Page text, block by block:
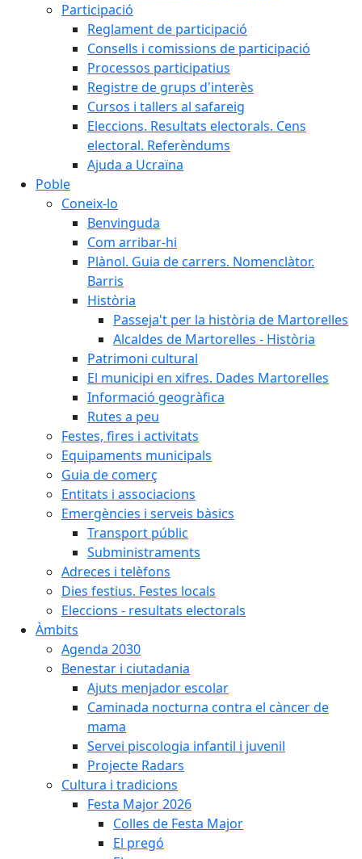
Participació
Reglament de participació
Consells i comissions de participació
Processos participatius
Registre de grups d'interès
Cursos i tallers al safareig
Eleccions. Resultats electorals. Cens
electoral. Referèndums
Ajuda a Ucraïna
Poble
Coneix-lo
Benvinguda
Com arribar-hi
Plànol. Guia de carrers. Nomenclàtor.
Barris
Història
Passeja't per la història de Martorelles
Alcaldes de Martorelles - Història
Patrimoni cultural
El municipi en xifres. Dades Martorelles
Informació geogràfica
Rutes a peu
Festes, fires i activitats
Equipaments municipals
Guia de comerç
Entitats i associacions
Emergències i serveis bàsics
Transport públic
Subministraments
Adreces i telèfons
Dies festius. Festes locals
Eleccions - resultats electorals
Àmbits
Agenda 2030
Benestar i ciutadania
Ajuts menjador escolar
Caminada nocturna contra el càncer de
mama
Servei piscologia infantil i juvenil
Projecte Radars
Cultura i tradicions
Festa Major 2026
Colles de Festa Major
El pregó